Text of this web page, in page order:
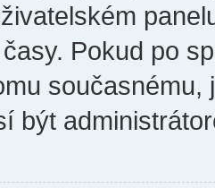
Pokud po
být